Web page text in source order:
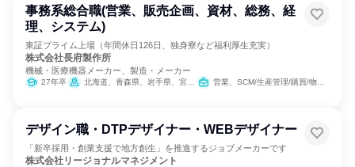
事務系総合職(営業、販売企画、資材、総務、経
理、システム)
東証プライム上場（年間休日126日、独身寮など福利厚生充実）
株式会社長府製作所
機械・医療機器メーカー、製造・メーカー
27年卒 北海道、青森県、岩手県、宮城県、秋田県、栃木県、埼玉県、千葉県、東京都、神奈川県、石川県、長野県、愛知県、滋賀県、大阪府、岡山県、広島県、山口県、香川県、福岡県、沖縄県 営業、SCM/生産管理/購買/物流、経理/税務/財務、人事、総務、IT
デザイン職・DTPデザイナー・WEBデザイナー
「新卒採用・創業支援で地方創生」を推進するジョブメーカーです
株式会社リージョナルマネジメント